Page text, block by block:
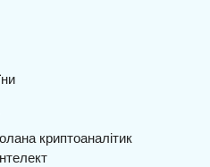
криптоаналітик